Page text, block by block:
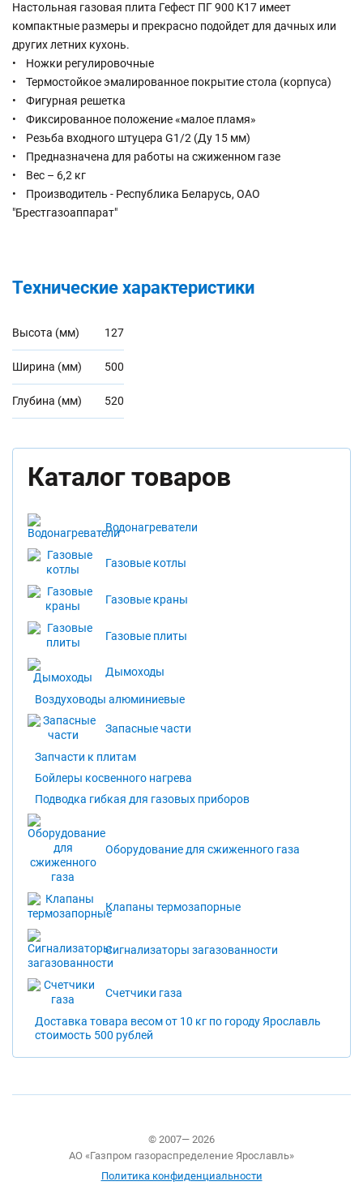
Настольная газовая плита Гефест ПГ 900 К17 имеет
компактные размеры и прекрасно подойдет для дачных или
других летних кухонь.
• Ножки регулировочные
• Термостойкое эмалированное покрытие стола (корпуса)
• Фигурная решетка
• Фиксированное положение «малое пламя»
• Резьба входного штуцера G1/2 (Ду 15 мм)
• Предназначена для работы на сжиженном газе
• Вес – 6,2 кг
• Производитель - Республика Беларусь, ОАО
"Брестгазоаппарат"
Технические характеристики
Высота (мм) 127
Ширина (мм) 500
Глубина (мм) 520
Каталог товаров
Водонагреватели
Газовые котлы
Газовые краны
Газовые плиты
Дымоходы
Воздуховоды алюминиевые
Запасные части
Запчасти к плитам
Бойлеры косвенного нагрева
Подводка гибкая для газовых приборов
Оборудование для сжиженного газа
Клапаны термозапорные
Сигнализаторы загазованности
Счетчики газа
Доставка товара весом от 10 кг по городу Ярославль
стоимость 500 рублей
© 2007— 2026
АО «Газпром газораспределение Ярославль»
Политика конфиденциальности